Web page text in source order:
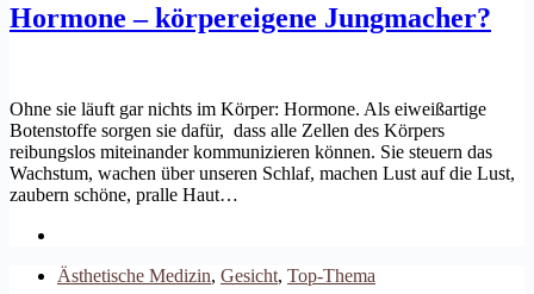
Hormone – körpereigene Jungmacher?
Ohne sie läuft gar nichts im Körper: Hormone. Als eiweißartige
Botenstoffe sorgen sie dafür, dass alle Zellen des Körpers
reibungslos miteinander kommunizieren können. Sie steuern das
Wachstum, wachen über unseren Schlaf, machen Lust auf die Lust,
zaubern schöne, pralle Haut…
Ästhetische Medizin, Gesicht, Top-Thema